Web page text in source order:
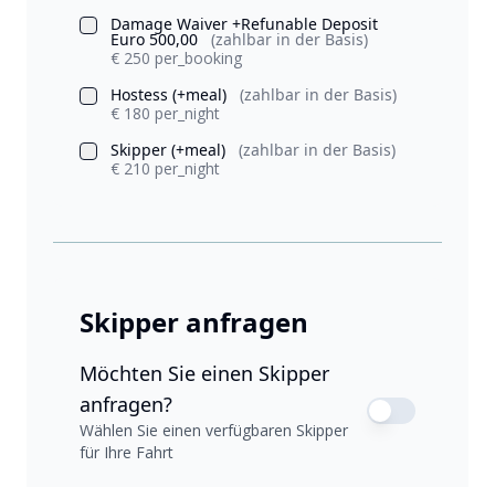
Damage Waiver +Refunable Deposit
Euro 500,00
(zahlbar in der Basis)
€ 250 per_booking
Hostess (+meal)
(zahlbar in der Basis)
€ 180 per_night
Skipper (+meal)
(zahlbar in der Basis)
€ 210 per_night
Skipper anfragen
Möchten Sie einen Skipper
anfragen?
Wählen Sie einen verfügbaren Skipper
für Ihre Fahrt